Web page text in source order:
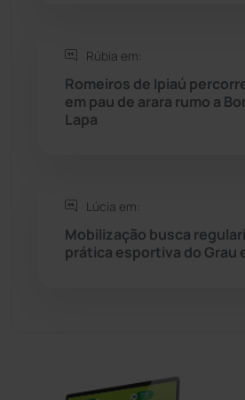
Sítio do Mato
Sudoeste Baiano
Rúbia em:
Romeiros de Ipiaú
em pau de arara rumo a
Lapa
Lúcia em:
Mobilização busca
prática esportiva do Grau